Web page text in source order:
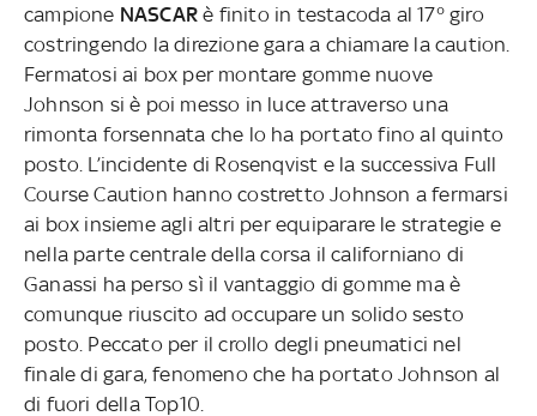
campione NASCARè finito in testacoda al 17° giro
costringendo la direzione gara a chiamare la caution.
Fermatosi ai box per montare gomme nuove
Johnson si è poi messo in luce attraverso una
rimonta forsennata che lo ha portato fino al quinto
posto. L’incidente di Rosenqvist e la successiva Full
Course Caution hanno costretto Johnson a fermarsi
ai box insieme agli altri per equiparare le strategie e
nella parte centrale della corsa il californiano di
Ganassi ha perso sì il vantaggio di gomme ma è
comunque riuscito ad occupare un solido sesto
posto. Peccato per il crollo degli pneumatici nel
finale di gara, fenomeno che ha portato Johnson al
di fuori della Top10.